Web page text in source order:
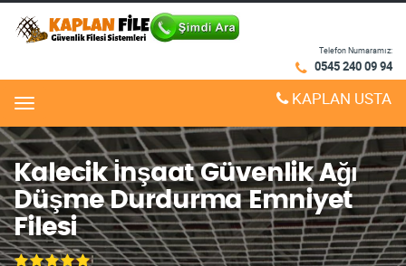
Telefon Numaramız:
0545 240 09 94
Menu KAPLAN USTA
Kalecik İnşaat Güvenlik Ağı
Düşme Durdurma Emniyet
Filesi